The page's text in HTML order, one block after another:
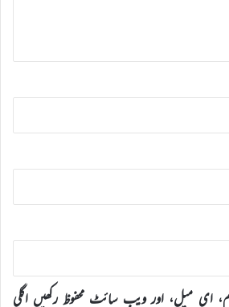
ای میل، اور ویب سائٹ محفوظ رکھیں اگلی